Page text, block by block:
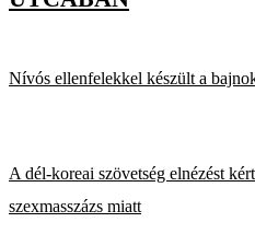
Nívós ellenfelekkel készült a
A dél-koreai szövetség elnézést
szexmasszázs miatt